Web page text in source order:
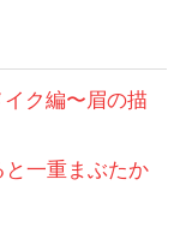
ク編〜眉の描
一重まぶたか